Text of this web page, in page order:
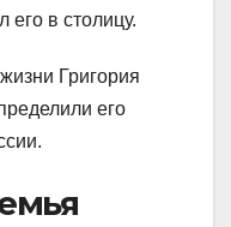
его в столицу.
Григория
его